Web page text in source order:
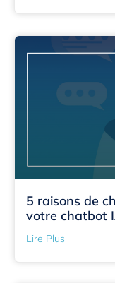
5 raisons de
votre chatbot
Lire Plus